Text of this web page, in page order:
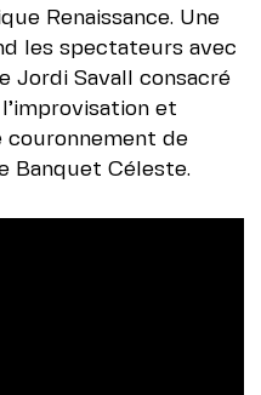
Renaissance. Une
les spectateurs avec
Jordi Savall consacré
et
couronnement de
Banquet Céleste.